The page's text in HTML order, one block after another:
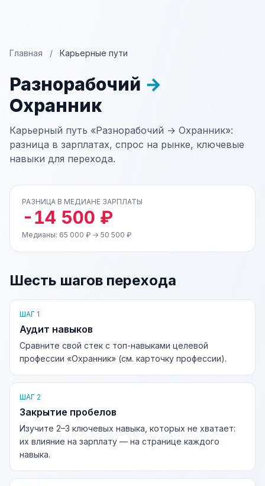
Главная / Карьерные пути
Разнорабочий →
Охранник
Карьерный путь «Разнорабочий → Охранник»:
разница в зарплатах, спрос на рынке, ключевые
навыки для перехода.
РАЗНИЦА В МЕДИАНЕ ЗАРПЛАТЫ
-14 500 ₽
Медианы: 65 000 ₽ → 50 500 ₽
Шесть шагов перехода
ШАГ 1
Аудит навыков
Сравните свой стек с топ-навыками целевой
профессии «Охранник» (см. карточку профессии).
ШАГ 2
Закрытие пробелов
Изучите 2–3 ключевых навыка, которых не хватает:
их влияние на зарплату — на странице каждого
навыка.